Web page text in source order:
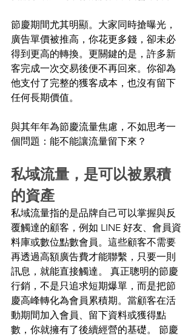
節慶期間尤其明顯。大家同時搶曝光，
廣告單價被推高，你花更多錢，卻未必
得到更高的轉換。更關鍵的是，許多新
客完成一次交易後便不再回來。你卻為
他支付了完整的獲客成本，也沒有留下
任何長期價值。
與其年年為節慶流量焦慮，不如思考一
個問題：能不能讓流量留下來？
私域流量，是可以被累積
的資產
私域流量指的是品牌自己可以掌握與反
覆觸達的顧客，例如 LINE 好友、會員資
料庫或數位點數會員。這些顧客不需要
再透過高額廣告費才能聯繫，只要一則
訊息，就能直接觸達。 真正聰明的節慶
行銷，不是只追求短期爆單，而是把節
慶高峰轉化為會員累積期。當顧客在活
動期間加入會員、留下資料或獲得點
數，你就擁有了後續經營的基礎。 節慶